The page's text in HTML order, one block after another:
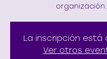
organización.
La inscripción está
Ver otros